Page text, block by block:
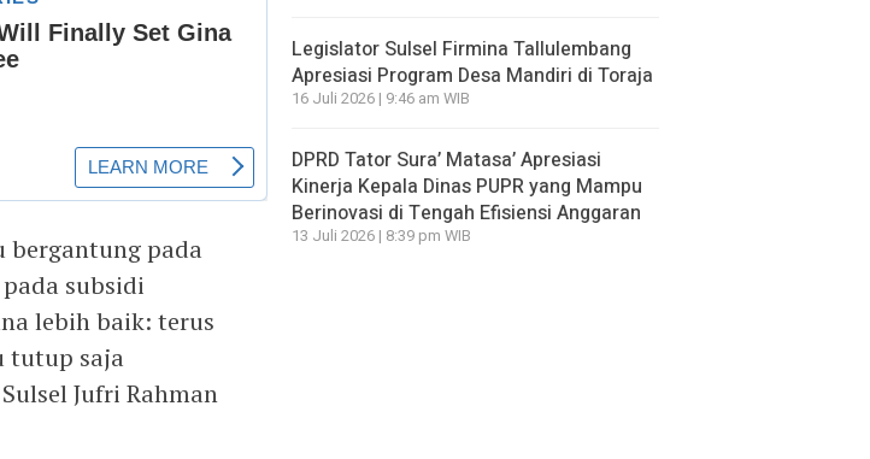
bergantung pada
subsidi
lebih baik: terus
tutup saja
Jufri Rahman
Legislator Sulsel Firmina Tallulembang
Apresiasi Program Desa Mandiri di Toraja
16 Juli 2026 | 9:46 am WIB
DPRD Tator Sura’ Matasa’ Apresiasi
Kinerja Kepala Dinas PUPR yang Mampu
Berinovasi di Tengah Efisiensi Anggaran
13 Juli 2026 | 8:39 pm WIB